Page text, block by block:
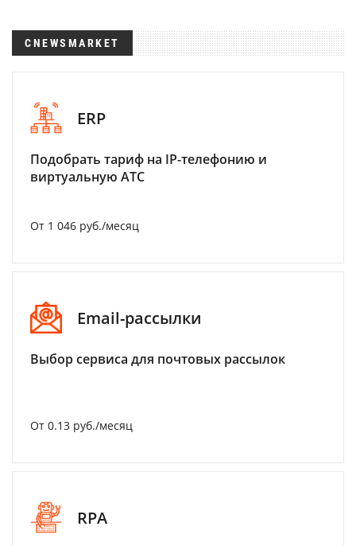
CNEWSMARKET
ERP
Подобрать тариф на IP-телефонию и
виртуальную АТС
От 1 046 руб./месяц
Email-рассылки
Выбор сервиса для почтовых рассылок
От 0.13 руб./месяц
RPA